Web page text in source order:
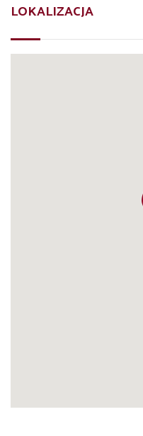
LOKALIZACJA